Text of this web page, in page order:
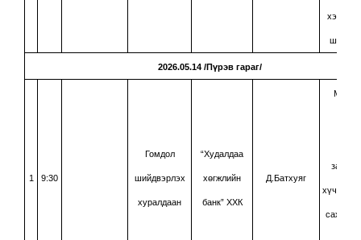
хэвээр
2026.05.14 /Пүрэв гараг/
1 9:30
Гомдол
шийдвэрлэх
хуралдаан
“Худалдаа
хөгжлийн
банк” ХХК
Д.Батхуяг